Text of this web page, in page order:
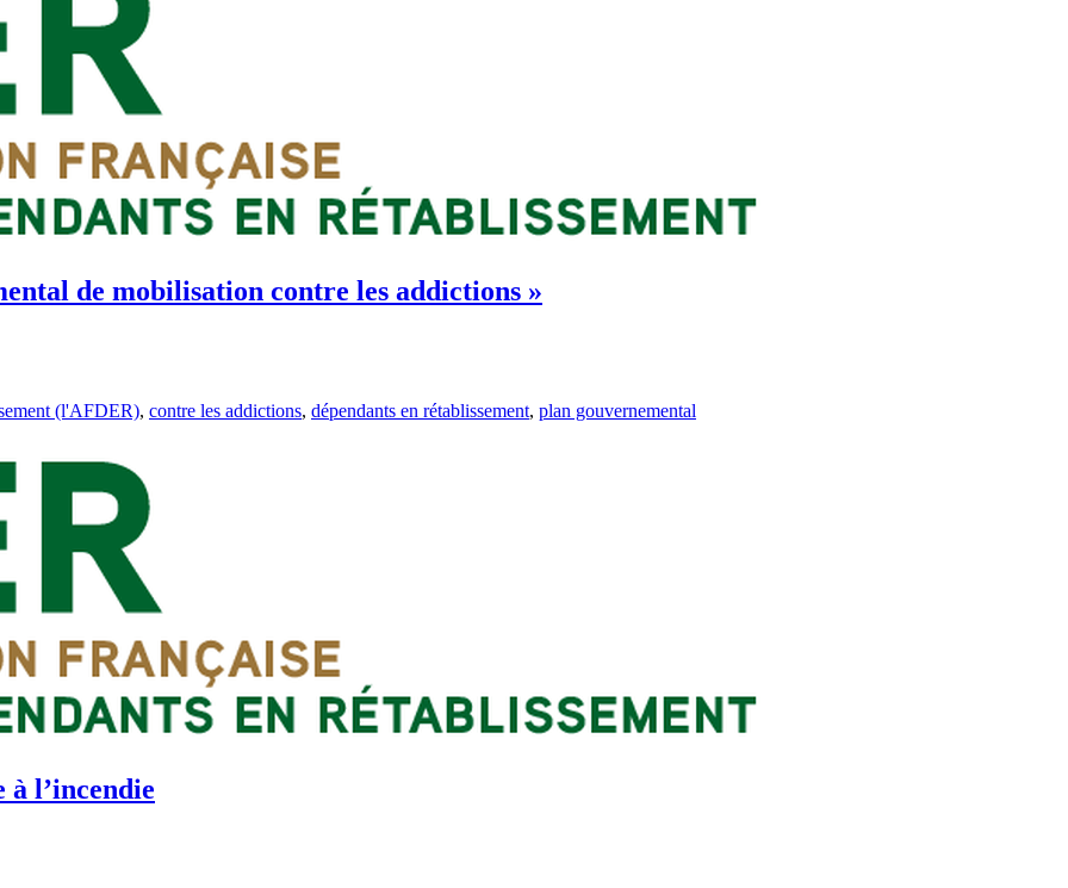
de mobilisation contre les addictions »
(l'AFDER), contre les addictions, dépendants en rétablissement, plan gouvernemental
l’incendie